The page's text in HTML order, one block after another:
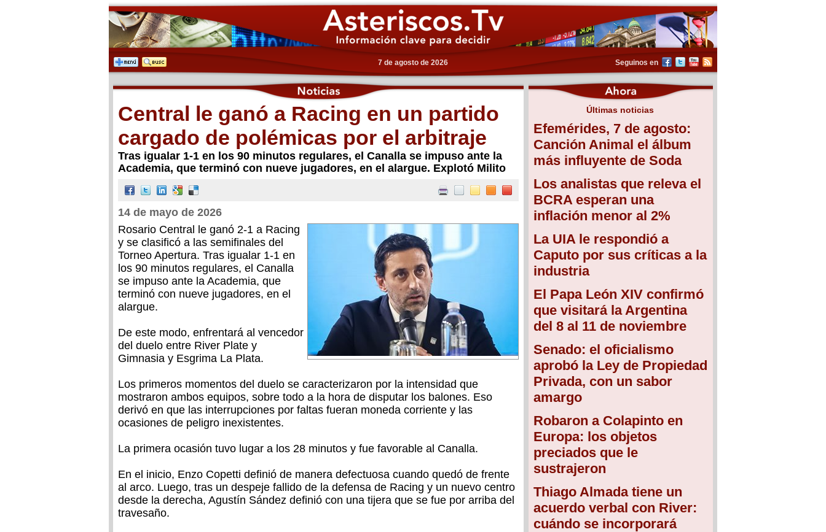
7 de agosto de 2026 Seguinos en
Últimas noticias
Efemérides, 7 de agosto:
Canción Animal el álbum
más influyente de Soda
Los analistas que releva el
BCRA esperan una
inflación menor al 2%
La UIA le respondió a
Caputo por sus críticas a la
industria
El Papa León XIV confirmó
que visitará la Argentina
del 8 al 11 de noviembre
Senado: el oficialismo
aprobó la Ley de Propiedad
Privada, con un sabor
amargo
Robaron a Colapinto en
Europa: los objetos
preciados que le
sustrajeron
Thiago Almada tiene un
acuerdo verbal con River:
cuándo se incorporará
Central le ganó a Racing en un partido
cargado de polémicas por el arbitraje
Tras igualar 1-1 en los 90 minutos regulares, el Canalla se impuso ante la
Academia, que terminó con nueve jugadores, en el alargue. Explotó Milito
14 de mayo de 2026
Rosario Central le ganó 2-1 a Racing
y se clasificó a las semifinales del
Torneo Apertura. Tras igualar 1-1 en
los 90 minutos regulares, el Canalla
se impuso ante la Academia, que
terminó con nueve jugadores, en el
alargue.
De este modo, enfrentará al vencedor
del duelo entre River Plate y
Gimnasia y Esgrima La Plata.
Los primeros momentos del duelo se caracterizaron por la intensidad que
mostraron ambos equipos, sobre todo a la hora de disputar los balones. Eso
derivó en que las interrupciones por faltas fueran moneda corriente y las
ocasiones de peligro inexistentes.
La primera ocasión tuvo lugar a los 28 minutos y fue favorable al Canalla.
En el inicio, Enzo Copetti definió de manera defectuosa cuando quedó de frente
al arco. Luego, tras un despeje fallido de la defensa de Racing y un nuevo centro
desde la derecha, Agustín Sández definió con una tijera que se fue por arriba del
travesaño.